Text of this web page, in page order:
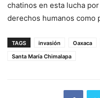
chatinos en esta lucha
derechos humanos como
TAGS invasión Oaxaca
Santa María Chimalapa